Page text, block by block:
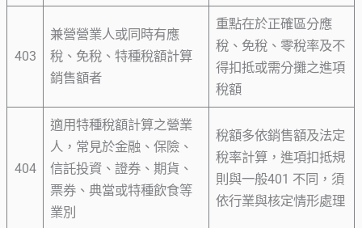
403
兼營營業人或同時有應
稅、免稅、特種稅額計算
銷售額者
重點在於正確區分應
稅、免稅、零稅率及不
得扣抵或需分攤之進項
稅額
404
適用特種稅額計算之營業
人，常見於金融、保險、
信託投資、證券、期貨、
票券、典當或特種飲食等
業別
稅額多依銷售額及法定
稅率計算，進項扣抵規
則與一般401 不同，須
依行業與核定情形處理